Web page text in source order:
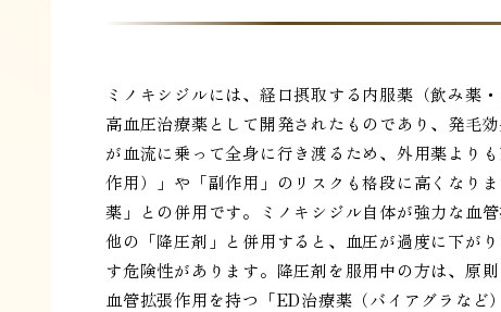
ミノキシジルには、経口摂取する内服薬（飲み薬
高血圧治療薬として開発されたものであり、発毛
が血流に乗って全身に行き渡るため、外用薬より
作用）」や「副作用」のリスクも格段に高くなり
薬」との併用です。ミノキシジル自体が強力な血
他の「降圧剤」と併用すると、血圧が過度に下が
す危険性があります。降圧剤を服用中の方は、原
血管拡張作用を持つ「ED治療薬（バイアグラなど